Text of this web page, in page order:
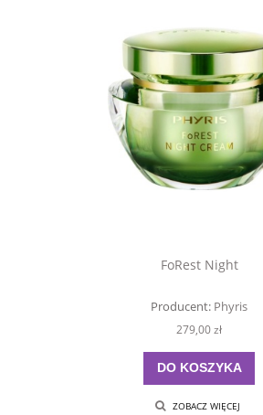
FoRest Night
Producent: Phyris
279,00 zł
DO KOSZYKA
ZOBACZ WIĘCEJ